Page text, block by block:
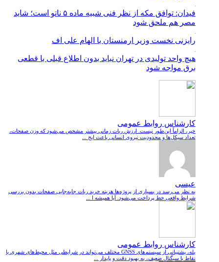
فیدان: توافق مکه از نظر فنی شبیه ماده ۵ ناتو است؛ شاید
مصر هم ملحق شود
رایزنی نخست وزیر ارمنستان با الهام علی اف
هیچ واحد تولیدی در تهران نباید بدون اطلاع قبلی با قطعی
برق مواجه شود
کارشناس روابط عمومی
خیر، الزاماً این‌طور نیست. ارزش ربات زمانی بیشتر مشخص می‌شود که وزن صفحات،
تعداد سیکل‌ها و محدودیت نیروی انسانی باعث ایج ...
عیسی
به نظر می‌رسد در بسیاری از پروژه‌ها هزینه خرید ربات جابه‌جایی صفحات بدون بررسی
شرایط واقعی خط پرداخت می‌شود. آیا همیشه ا ...
کارشناس روابط عمومی
بله، پشتیبانی از سیستم‌های GNSS مختلف می‌تواند در شرایطی مثل محیط‌های شهری یا
نقاط با سیگنال ضعیف، به بهبود دقت و پایدار ...